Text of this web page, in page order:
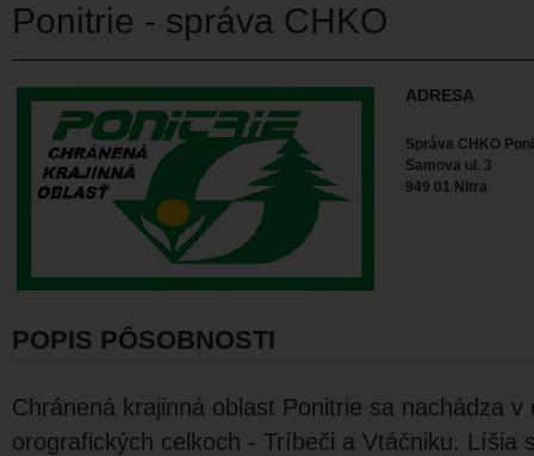
Ponitrie - správa CHKO
ADRESA
Správa CHKO
Samova ul. 3
949 01 Nitra
POPIS PÔSOBNOSTI
Chránená krajinná oblast Ponitrie sa nachádza v
orografických celkoch - Tríbeči a Vtáčniku. Líšia